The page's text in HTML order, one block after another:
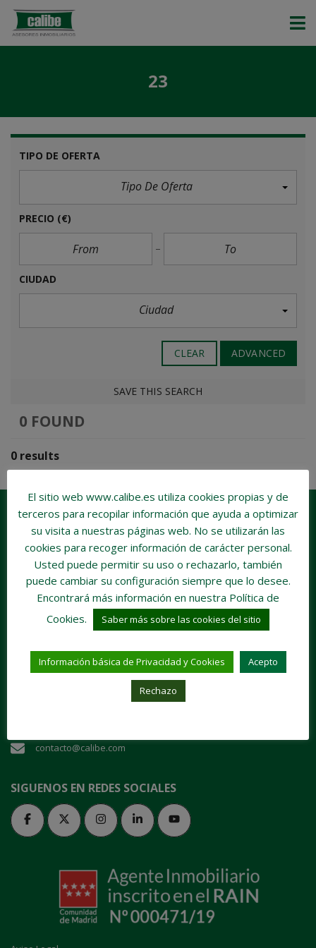
23
TIPO DE OFERTA
Tipo De Oferta
PRECIO (€)
CIUDAD
Ciudad
CLEAR ADVANCED
SAVE THIS SEARCH
0 FOUND
0 results
Plaza de San Juan de la Cruz, 1 28003 Madrid
contacto@calibe.com
SIGUENOS EN REDES SOCIALES
El sitio web www.calibe.es utiliza cookies propias y de
terceros para recopilar información que ayuda a optimizar
su visita a nuestras páginas web. No se utilizarán las
cookies para recoger información de carácter personal.
Usted puede permitir su uso o rechazarlo, también
puede cambiar su configuración siempre que lo desee.
Encontrará más información en nuestra Política de
Cookies.
Saber más sobre las cookies del sitio
Información básica de Privacidad y Cookies Acepto
Rechazo